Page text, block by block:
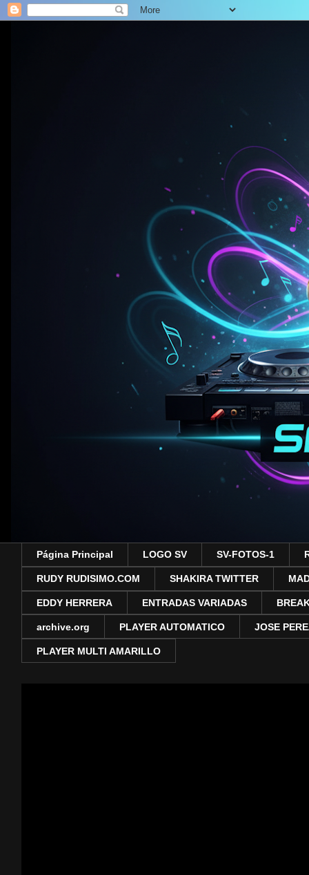
Página Principal LOGO SV SV-FOTOS-1
RUDY RUDISIMO.COM SHAKIRA TWITTER
EDDY HERRERA ENTRADAS VARIADAS
archive.org PLAYER AUTOMATICO JOSE
PLAYER MULTI AMARILLO